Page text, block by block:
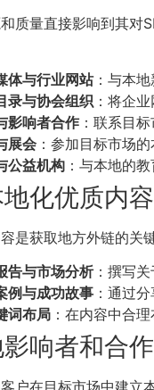
质量直接影响到其对
体与行业网站：与本地
录与协会组织 ：将企
影响者合作 ：联系目
展会 ：参加目标市场
公益机构 ：与本地的
化优质内容
是获取地方外链的关
告与市场分析：撰写关
例与成功故事 ：通过
词布局 ：在内容中合
响者和合